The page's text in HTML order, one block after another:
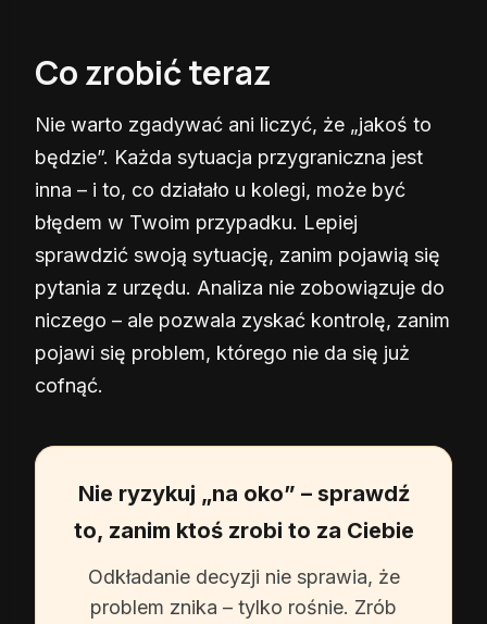
Co zrobić teraz
Nie warto zgadywać ani liczyć, że „jakoś to
będzie”. Każda sytuacja przygraniczna jest
inna – i to, co działało u kolegi, może być
błędem w Twoim przypadku. Lepiej
sprawdzić swoją sytuację, zanim pojawią się
pytania z urzędu. Analiza nie zobowiązuje do
niczego – ale pozwala zyskać kontrolę, zanim
pojawi się problem, którego nie da się już
cofnąć.
Nie ryzykuj „na oko” – sprawdź
to, zanim ktoś zrobi to za Ciebie
Odkładanie decyzji nie sprawia, że
problem znika – tylko rośnie. Zrób